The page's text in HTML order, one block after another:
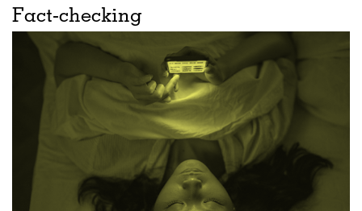
Fact-checking